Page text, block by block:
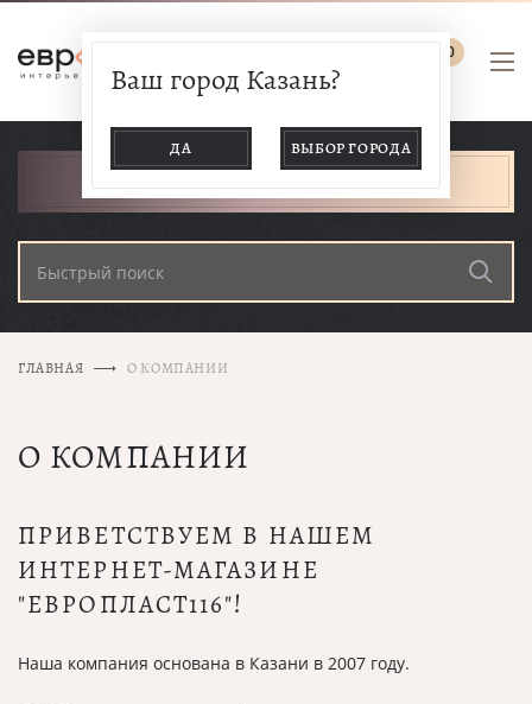
0
Ваш город Казань?
ДА ВЫБОР ГОРОДА
ГЛАВНАЯ О КОМПАНИИ
О КОМПАНИИ
ПРИВЕТСТВУЕМ В НАШЕМ
ИНТЕРНЕТ-МАГАЗИНЕ
"ЕВРОПЛАСТ116"!
Наша компания основана в Казани в 2007 году.